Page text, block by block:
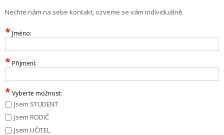
Nechte nám na sebe kontakt, ozveme se vám individuálně.
*Jméno:
*Příjmení:
*Vyberte možnost:
Jsem STUDENT
Jsem RODIČ
Jsem UČITEL